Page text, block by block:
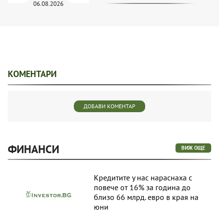
КОМЕНТАРИ
ФИНАНСИ ВИЖ ОЩЕ
Кредитите у нас нараснаха с
повече от 16% за година до
близо 66 млрд. евро в края на